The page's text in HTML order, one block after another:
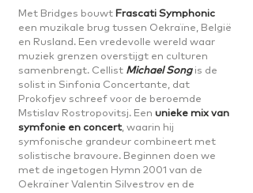
Met Bridges bouwt Frascati Symphonic
een muzikale brug tussen Oekraïne, België
en Rusland. Een vredevolle wereld waar
muziek grenzen overstijgt en culturen
samenbrengt. Cellist Michael Song is de
solist in Sinfonia Concertante, dat
Prokofjev schreef voor de beroemde
Mstislav Rostropovitsj. Een unieke mix van
symfonie en concert, waarin hij
symfonische grandeur combineert met
solistische bravoure. Beginnen doen we
met de ingetogen Hymn 2001 van de
Oekraïner Valentin Silvestrov en de